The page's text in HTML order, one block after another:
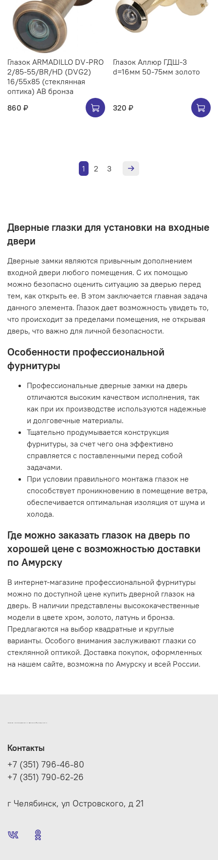
Глазок ARMADILLO DV-PRO
2/85-55/BR/HD (DVG2)
16/55x85 (стеклянная
оптика) AB бронза
860 ₽
Глазок Аллюр ГДШ-3
d=16мм 50-75мм золото
320 ₽
1 2 3
Дверные глазки для установки на входные
двери
Дверные замки являются привычным дополнением
входной двери любого помещения. С их помощью
можно безопасно оценить ситуацию за дверью перед
тем, как открыть ее. В этом заключается главная задача
данного элемента. Глазок дает возможность увидеть то,
что происходит за пределами помещения, не открывая
дверь, что важно для личной безопасности.
Особенности профессиональной
фурнитуры
Профессиональные дверные замки на дверь
отличаются высоким качеством исполнения, так
как при их производстве используются надежные
и долговечные материалы.
Тщательно продумывается конструкция
фурнитуры, за счет чего она эффективно
справляется с поставленными перед собой
задачами.
При условии правильного монтажа глазок не
способствует проникновению в помещение ветра,
обеспечивается оптимальная изоляция от шума и
холода.
Где можно заказать глазок на дверь по
хорошей цене с возможностью доставки
по Амурску
В интернет-магазине профессиональной фурнитуры
можно по доступной цене купить дверной глазок на
дверь. В наличии представлены высококачественные
модели в цвете хром, золото, латунь и бронза.
Предлагаются на выбор квадратные и круглые
варианты. Особого внимания заслуживают глазки со
стеклянной оптикой. Доставка покупок, оформленных
на нашем сайте, возможна по Амурску и всей России.
ИНТЕРНЕТ-МАГАЗИН ДВЕРНОЙ И МЕБЕЛЬНОЙ ФУРНИТУРЫ САМ
Контакты
+7 (351) 796-46-80
+7 (351) 790-62-26
г Челябинск, ул Островского, д 21